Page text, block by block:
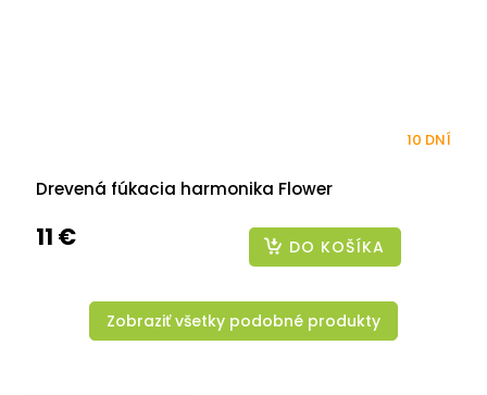
Drevená fúkacia harmonika Flower
10 DNÍ
11 € DO KOŠÍKA
Zobraziť všetky podobné produkty